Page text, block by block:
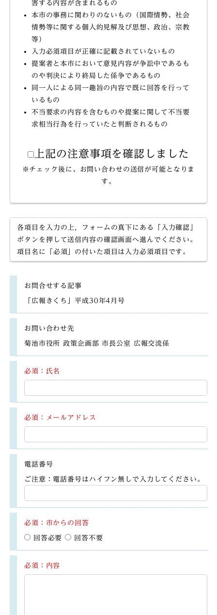
害する内容が含まれるもの
本市の事務に関わりのないもの（国際情勢、社会
情勢等に関する個人的見解及び思想、政治、宗教
等）
入力必須項目が正確に記載されていないもの
提案者と本市において意見内容が争訟中であるも
のや判決により終局した係争であるもの
同一人による同一趣旨の内容で既に回答を行って
いるもの
不当要求の内容を含むものや提案に関して不当要
求相当行為を行っていたと判断されるもの
上記の注意事項を確認しました
※チェック後に、お問い合わせの送信が可能となりま
す。
各項目を入力の上，フォームの真下にある「入力確認」
ボタンを押して送信内容の確認画面へ進んでください。
項目名に「必須」の付いた項目は入力必須項目です。
お問合せする記事
「広報きくち」平成30年4月号
お問い合わせ先
菊池市役所 政策企画部 市長公室 広報交流係
必須：氏名
必須：メールアドレス
電話番号
ご注意：電話番号はハイフン無しで入力してください。
必須：市からの回答
回答必要 回答不要
必須：内容